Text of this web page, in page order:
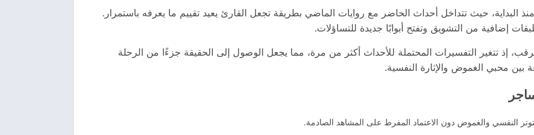
البداية، حيث تتداخل أحداث الحاضر مع روايات الماضي بطريقة تجعل القارئ يعيد تقييم ما يعرفه باستمرار.
إضافية من التشويق وتفتح أبوابًا جديدة للتساؤلات.
إذ تتغير التفسيرات المحتملة للأحداث أكثر من مرة، مما يجعل الوصول إلى الحقيقة جزءًا من الرحلة
بين محبي الغموض والإثارة النفسية.
النفسي والغموض دون الاعتماد المفرط على المشاهد الصادمة.